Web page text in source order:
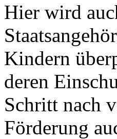
Hier wird
Kindern
deren
Schritt nach
Förderung